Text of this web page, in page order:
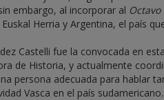
embargo, al incorporar al
Herria y Argentina, el país
Castelli fue la convocada en
de Historia, y actualmente
persona adecuada para hablar
Vasca en el país sudamericano.